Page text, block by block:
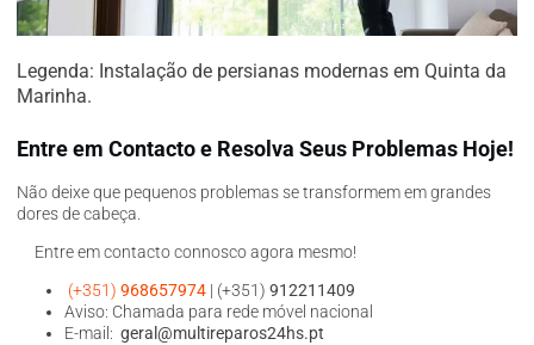
Legenda: Instalação de persianas modernas em Quinta da
Marinha.
Entre em Contacto e Resolva Seus Problemas Hoje!
Não deixe que pequenos problemas se transformem em grandes
dores de cabeça.
Entre em contacto connosco agora mesmo!
(+351) 968657974 | (+351) 912211409
Aviso: Chamada para rede móvel nacional
E-mail: geral@multireparos24hs.pt